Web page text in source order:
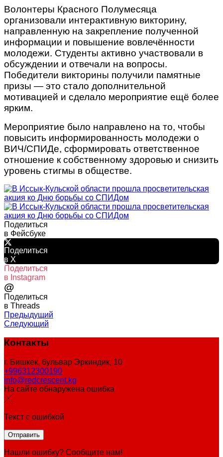
Волонтеры Красного Полумесяца
организовали интерактивную викторину,
направленную на закрепление полученной
информации и повышение вовлечённости
молодежи. Студенты активно участвовали в
обсуждении и отвечали на вопросы.
Победители викторины получили памятные
призы — это стало дополнительной
мотивацией и сделало мероприятие ещё более
ярким.
Мероприятие было направлено на то, чтобы
повысить информированность молодежи о
ВИЧ/СПИДе, сформировать ответственное
отношение к собственному здоровью и снизить
уровень стигмы в обществе.
Поделиться
в Фейсбуке
Поделиться
в X
Поделиться
в Instagram
@
Поделиться
в Threads
Предыдущий
Следующий
Контакты
г. Бишкек, бульвар Эркиндик, 10
+996312300190
info@redcrescent.kg
На сайте обнаружена ошибка
Текст с ошибкой
Нашли ошибку? Сообщите нам!